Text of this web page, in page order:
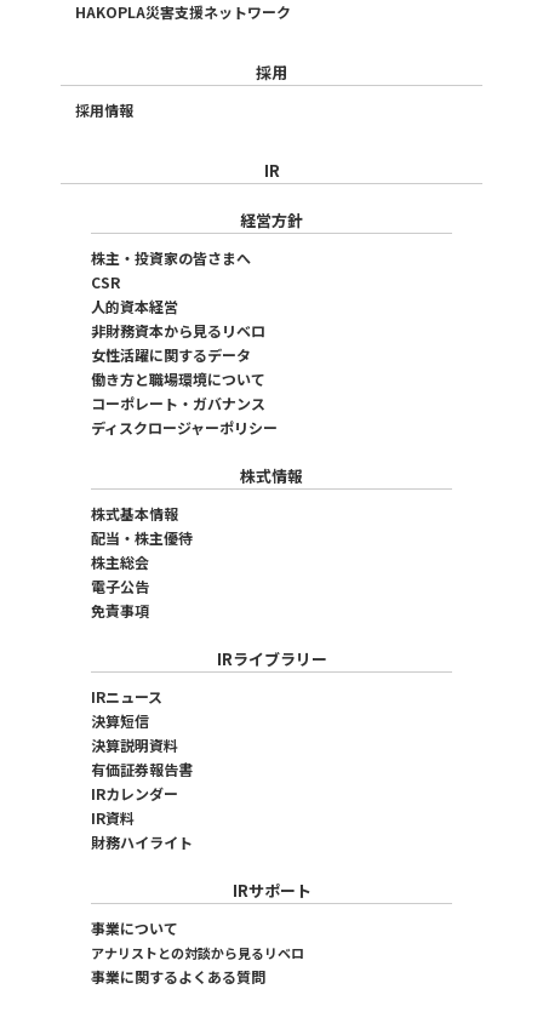
HAKOPLA災害支援ネットワーク
採用
採用情報
IR
経営方針
株主・投資家の皆さまへ
CSR
人的資本経営
非財務資本から見るリベロ
女性活躍に関するデータ
働き方と職場環境について
コーポレート・ガバナンス
ディスクロージャーポリシー
株式情報
株式基本情報
配当・株主優待
株主総会
電子公告
免責事項
IRライブラリー
IRニュース
決算短信
決算説明資料
有価証券報告書
IRカレンダー
IR資料
財務ハイライト
IRサポート
事業について
アナリストとの対談から見るリベロ
事業に関するよくある質問